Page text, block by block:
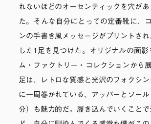
れないほどのオーセンティックを穴が
た。そんな自分にとっての定番靴に、
ンの手書き風メッセージがプリントさ
した1足を見つけた。オリジナルの面影
ム・ファクトリー・コレクションから
足は、レトロな質感と光沢のフォクシ
に一周巻かれている、アッパーとソー
分）も魅力的だ。履き込んでいくこと